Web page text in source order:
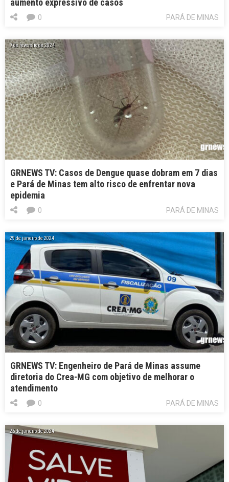
aumento expressivo de casos
PARÁ DE MINAS
0
7 de fevereiro de 2024
GRNEWS TV: Casos de Dengue quase dobram em 7 dias
e Pará de Minas tem alto risco de enfrentar nova
epidemia
PARÁ DE MINAS
0
29 de janeiro de 2024
GRNEWS TV: Engenheiro de Pará de Minas assume
diretoria do Crea-MG com objetivo de melhorar o
atendimento
PARÁ DE MINAS
0
25 de janeiro de 2024